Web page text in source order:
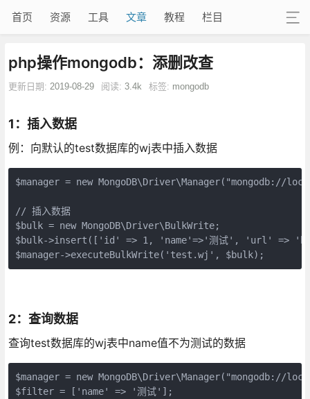
首页 资源 工具 文章 教程 栏目
php操作mongodb：添删改查
更新日期: 2019-08-29 阅读: 3.4k 标签: mongodb
1：插入数据
例：向默认的test数据库的wj表中插入数据
$manager = new MongoDB\Driver\Manager("mongodb://
// 插入数据
$bulk = new MongoDB\Driver\BulkWrite;
$bulk->insert(['id' => 1, 'name'=>'测试', 'url' =>
$manager->executeBulkWrite('test.wj', $bulk);
2：查询数据
查询test数据库的wj表中name值不为测试的数据
$manager = new MongoDB\Driver\Manager("mongodb://
$filter = ['name' => '测试'];